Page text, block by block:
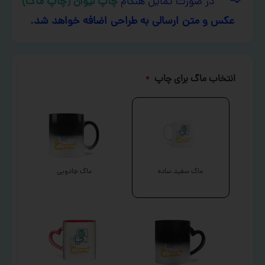
عکس و متن ارسالی به طراحی اضافه خواهد شد.
انتخاب ماگ برای چاپ *
ماگ سفید ساده ماگ جادویی